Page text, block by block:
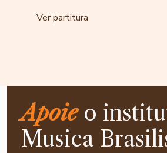
Ver partitura
Apoieo
Musica